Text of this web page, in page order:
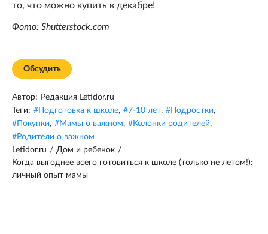
то, что можно купить в декабре!
Фото: Shutterstock.com
Обсудить
Автор: Редакция Letidor.ru
Теги: # Подготовка к школе, #7-10 лет, # Подростки,
# Покупки, #Мамы о важном, #Колонки родителей,
#Родители о важном
Letidor.ru / Дом и ребенок /
Когда выгоднее всего готовиться к школе (только не летом!):
личный опыт мамы